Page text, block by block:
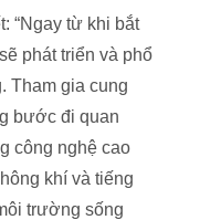
“Ngay từ khi bắt
phát triển và phổ
Tham gia cung
bước đi quan
công nghệ cao
khí và tiếng
trường sống